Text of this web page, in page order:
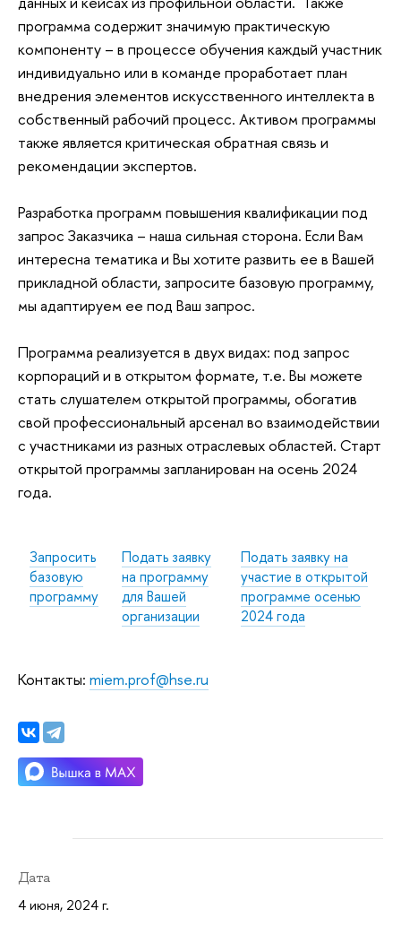
программа содержит значимую практическую
компоненту – в процессе обучения каждый участник
индивидуально или в команде проработает план
внедрения элементов искусственного интеллекта в
собственный рабочий процесс. Активом программы
также является критическая обратная связь и
рекомендации экспертов.
Разработка программ повышения квалификации под
запрос Заказчика – наша сильная сторона. Если Вам
интересна тематика и Вы хотите развить ее в Вашей
прикладной области, запросите базовую программу,
мы адаптируем ее под Ваш запрос.
Программа реализуется в двух видах: под запрос
корпораций и в открытом формате, т.е. Вы можете
стать слушателем открытой программы, обогатив
свой профессиональный арсенал во взаимодействии
с участниками из разных отраслевых областей. Старт
открытой программы запланирован на осень 2024
года.
Запросить
базовую
программу
Подать заявку
на программу
для Вашей
организации
Подать заявку на
участие в открытой
программе осенью
2024 года
Контакты: miem.prof@hse.ru
Дата
4 июня, 2024 г.